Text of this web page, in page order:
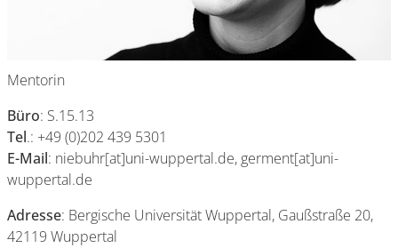
Mentorin
Büro: S.15.13
Tel.: +49 (0)202 439 5301
E-Mail: niebuhr[at]uni-wuppertal.de, germent[at]uni-
wuppertal.de
Adresse: Bergische Universität Wuppertal, Gaußstraße 20,
42119 Wuppertal